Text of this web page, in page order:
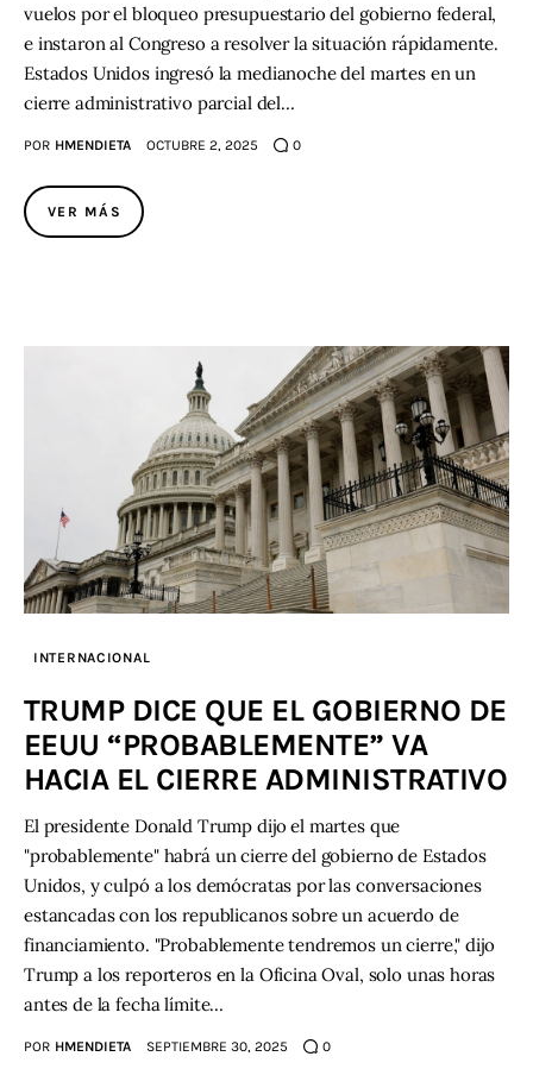
vuelos por el bloqueo presupuestario del gobierno federal,
e instaron al Congreso a resolver la situación rápidamente.
Estados Unidos ingresó la medianoche del martes en un
cierre administrativo parcial del…
POR HMENDIETA OCTUBRE 2, 2025 0
VER MÁS
INTERNACIONAL
TRUMP DICE QUE EL GOBIERNO DE
EEUU “PROBABLEMENTE” VA
HACIA EL CIERRE ADMINISTRATIVO
El presidente Donald Trump dijo el martes que
"probablemente" habrá un cierre del gobierno de Estados
Unidos, y culpó a los demócratas por las conversaciones
estancadas con los republicanos sobre un acuerdo de
financiamiento. "Probablemente tendremos un cierre," dijo
Trump a los reporteros en la Oficina Oval, solo unas horas
antes de la fecha límite…
POR HMENDIETA SEPTIEMBRE 30, 2025 0